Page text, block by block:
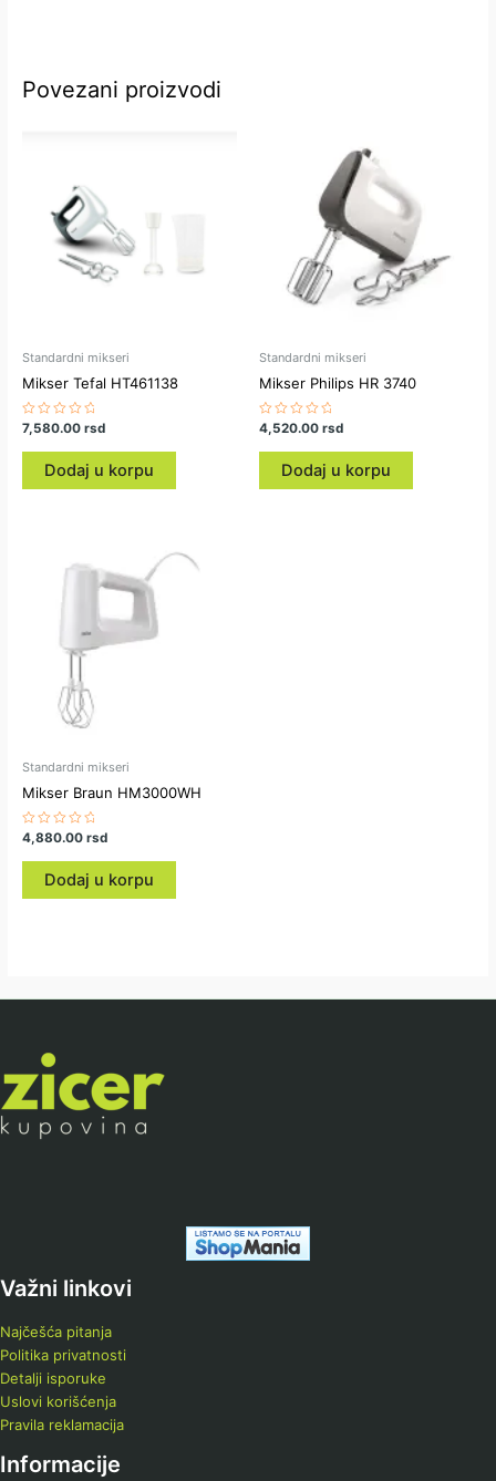
Povezani proizvodi
Standardni mikseri
Mikser Tefal HT461138
Ocenjeno
sa
0
7,580.00rsd
Dodaj u korpu
Standardni mikseri
Mikser Philips HR 3740
Ocenjeno
sa
0
4,520.00 rsd
Dodaj u korpu
Standardni mikseri
Mikser Braun HM3000WH
Ocenjeno
sa
0
4,880.00rsd
Dodaj u korpu
Važni linkovi
Najčešća pitanja
Politika privatnosti
Detalji isporuke
Uslovi korišćenja
Pravila reklamacija
Informacije